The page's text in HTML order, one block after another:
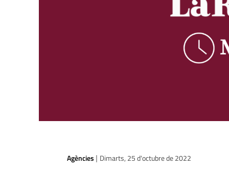
Agències | Dimarts, 25 d'octubre de 2022